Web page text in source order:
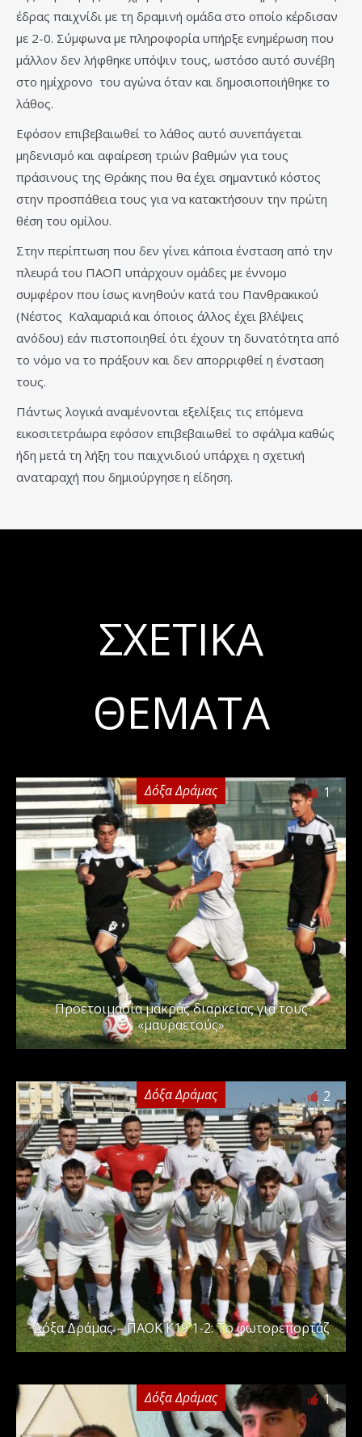
έδρας παιχνίδι με τη δραμινή ομάδα στο οποίο κέρδισαν
με 2-0. Σύμφωνα με πληροφορία υπήρξε ενημέρωση που
μάλλον δεν λήφθηκε υπόψιν τους, ωστόσο αυτό συνέβη
στο ημίχρονο του αγώνα όταν και δημοσιοποιήθηκε το
λάθος.
Εφόσον επιβεβαιωθεί το λάθος αυτό συνεπάγεται
μηδενισμό και αφαίρεση τριών βαθμών για τους
πράσινους της Θράκης που θα έχει σημαντικό κόστος
στην προσπάθεια τους για να κατακτήσουν την πρώτη
θέση του ομίλου.
Στην περίπτωση που δεν γίνει κάποια ένσταση από την
πλευρά του ΠΑΟΠ υπάρχουν ομάδες με έννομο
συμφέρον που ίσως κινηθούν κατά του Πανθρακικού
(Νέστος Καλαμαριά και όποιος άλλος έχει βλέψεις
ανόδου) εάν πιστοποιηθεί ότι έχουν τη δυνατότητα από
το νόμο να το πράξουν και δεν απορριφθεί η ένσταση
τους.
Πάντως λογικά αναμένονται εξελίξεις τις επόμενα
εικοσιτετράωρα εφόσον επιβεβαιωθεί το σφάλμα καθώς
ήδη μετά τη λήξη του παιχνιδιού υπάρχει η σχετική
αναταραχή που δημιούργησε η είδηση.
ΣΧΕΤΙΚΆ
ΘΈΜΑΤΑ
Δόξα Δράμας 1
Προετοιμασία μακράς διαρκείας για τους
«μαυραετούς»
Δόξα Δράμας 2
Δόξα Δράμας – ΠΑΟΚ Κ19 1-2: Το φωτορεπορτάζ
Δόξα Δράμας 1